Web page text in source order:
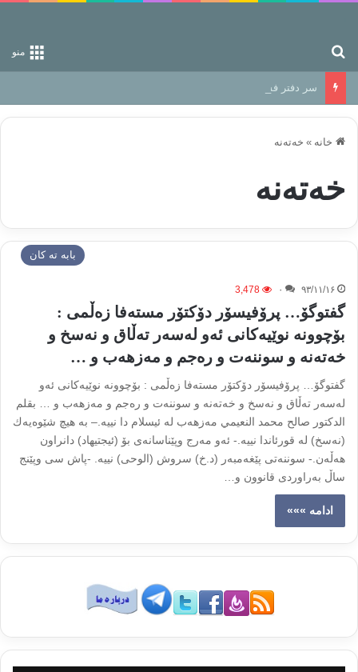
منو
سر دفتر فساد در زمین‌، دوری وکناره‌گیری از راه خداست‌!
خانه » خەتەنە
خەتەنە
بابه ته كان
۹۳/۱۱/۱۶ ۰ 3,478
گفتوگۆ… پرۆفیسۆر دۆكتۆر مستەفا زەڵمی :
بۆچوونە نوێیەكانی ئەو لەسەر تەڵاق و نەسخ و
خەتەنە و سوننەت و رەجم و مەزهەب و …
گفتوگۆ… پرۆفیسۆر دۆكتۆر مستەفا زەڵمی : بۆچوونە نوێیەكانی ئەو
لەسەر تەڵاق و نەسخ و خەتەنە و سوننەت و رەجم و مەزهەب و … بقلم
الدكتور صالح محمد النعيمي مه‌زهه‌ب له‌ ئيسلام دا نييه‌.– بە هیچ شێوەیەك
(نەسخ) لە قورئاندا نییە.- ئەو مەرج وپێناسانەی بۆ (ئیجتیهاد) دانراون
هەڵەن.- سوننەتی پێغەمبەر (د.خ) سروش (الوحی) نییە. -پاش سی وپێنج
ساڵ بەراوردی قانوون و…
ادامه »»»